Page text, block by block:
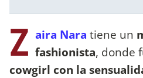
Z aira Nara tiene un
fashionista, donde
cowgirl con la